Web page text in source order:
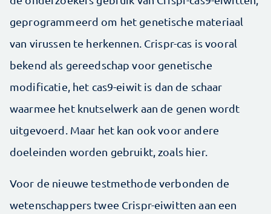
geprogrammeerd om het genetische materiaal
van virussen te herkennen. Crispr-cas is vooral
bekend als gereedschap voor genetische
modificatie, het cas9-eiwit is dan de schaar
waarmee het knutselwerk aan de genen wordt
uitgevoerd. Maar het kan ook voor andere
doeleinden worden gebruikt, zoals hier.
Voor de nieuwe testmethode verbonden de
wetenschappers twee Crispr-eiwitten aan een